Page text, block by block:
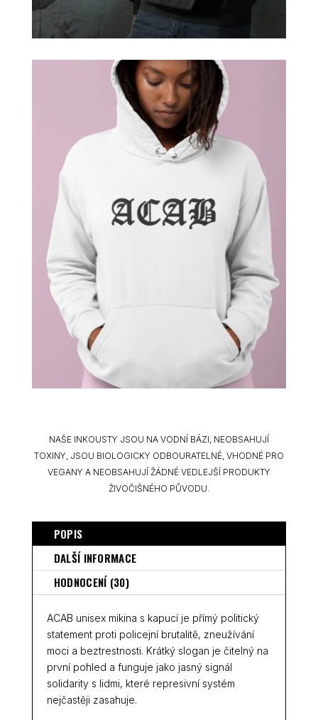
NAŠE INKOUSTY JSOU NA VODNÍ BÁZI, NEOBSAHUJÍ
TOXINY, JSOU BIOLOGICKY ODBOURATELNÉ, VHODNÉ PRO
VEGANY A NEOBSAHUJÍ ŽÁDNÉ VEDLEJŠÍ PRODUKTY
ŽIVOČIŠNÉHO PŮVODU.
POPIS
DALŠÍ INFORMACE
HODNOCENÍ (30)
ACAB unisex mikina s kapucí je přímý politický
statement proti policejní brutalitě, zneužívání
moci a beztrestnosti. Krátký slogan je čitelný na
první pohled a funguje jako jasný signál
solidarity s lidmi, které represivní systém
nejčastěji zasahuje.